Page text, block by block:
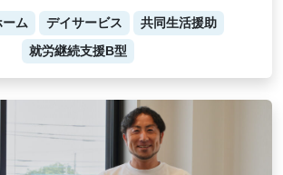
ーム デイサービス
共同生活援助
就労継続支援B型